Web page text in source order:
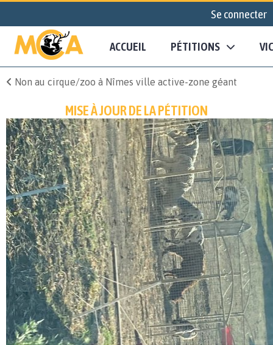
Se connecter
ACCUEIL PÉTITIONS
Non au cirque/zoo à Nîmes ville active-zone géant
MISE À JOUR DE LA PÉTITION